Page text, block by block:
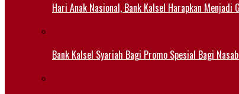
Hari Anak Nasional, Bank Kalsel Harapkan Menjadi
Bank Kalsel Syariah Bagi Promo Spesial Bagi